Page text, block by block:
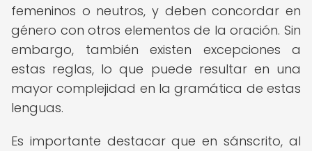
femeninos o neutros, y deben concordar en
género con otros elementos de la oración. Sin
embargo, también existen excepciones a
estas reglas, lo que puede resultar en una
mayor complejidad en la gramática de estas
lenguas.
Es importante destacar que en sánscrito, al